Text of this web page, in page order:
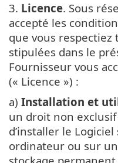
3. Licence. Sous
accepté les
que vous respectiez
stipulées dans le
Fournisseur vous
(« Licence ») :
a) Installation et
un droit non
d’installer le
ordinateur ou sur